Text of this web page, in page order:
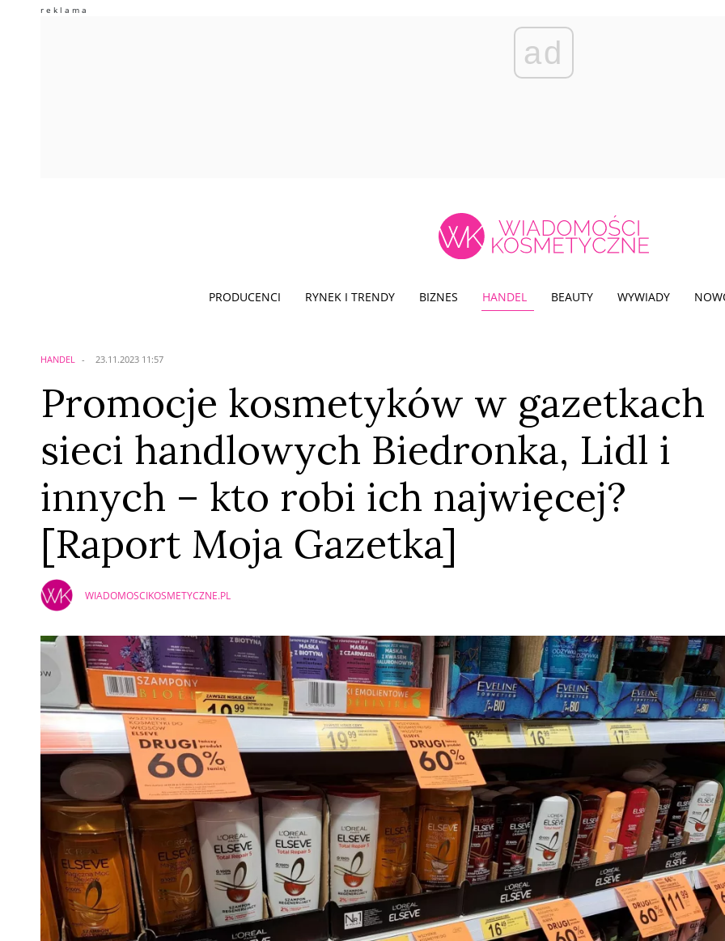
ad
PRODUCENCI RYNEK I TRENDY BIZNES HANDEL BEAUTY WYWIADY
HANDEL 23.11.2023 11:57
Promocje kosmetyków w gazetkach
sieci handlowych Biedronka, Lidl i
innych – kto robi ich najwięcej?
[Raport Moja Gazetka]
WIADOMOSCIKOSMETYCZNE.PL